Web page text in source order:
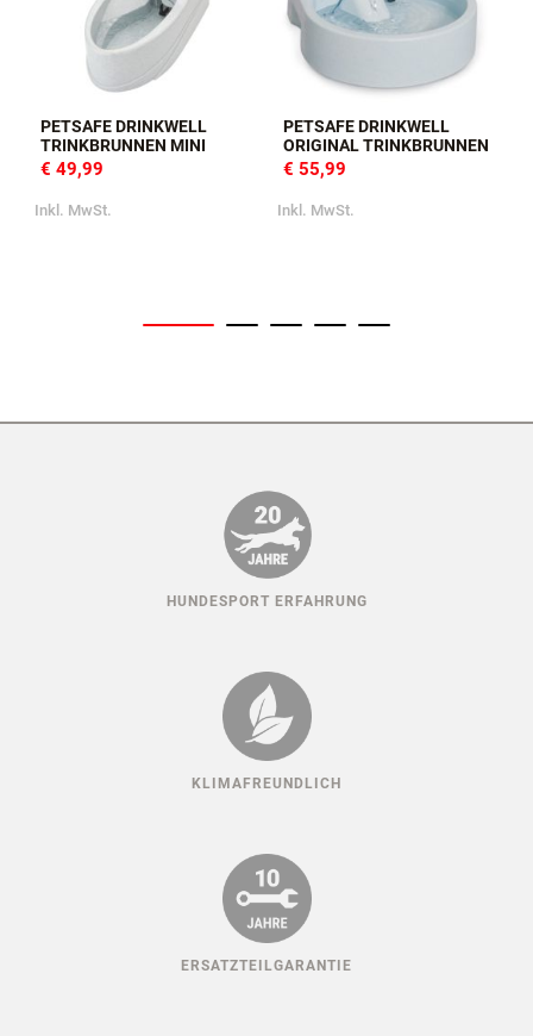
PETSAFE DRINKWELL
TRINKBRUNNEN MINI
€ 49,99
Inkl. MwSt.
PETSAFE DRINKWELL
ORIGINAL TRINKBRUNNEN
€ 55,99
Inkl. MwSt.
HUNDESPORT ERFAHRUNG
KLIMAFREUNDLICH
ERSATZTEILGARANTIE